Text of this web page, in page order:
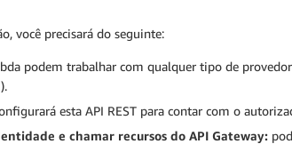
você precisará do seguinte:
podem trabalhar com qualquer tipo de
esta API REST para contar com o
e chamar recursos do API Gateway: